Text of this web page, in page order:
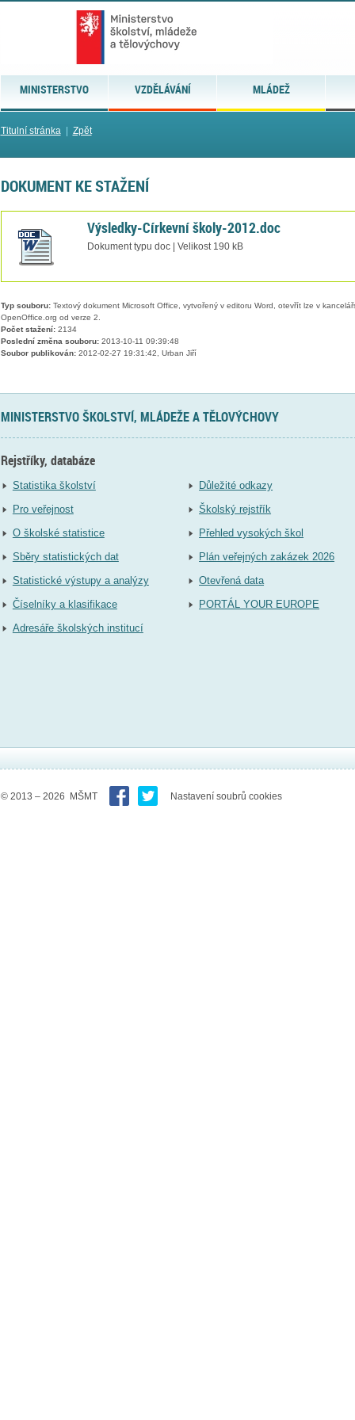
MINISTERSTVO VZDĚLÁVÁNÍ MLÁDEŽ
Titulní stránka| Zpět
DOKUMENT KE STAŽENÍ
Výsledky-Církevní školy-2012.doc
Dokument typu doc | Velikost 190 kB
Typ souboru:Textový dokument Microsoft Office, vytvořený v editoru Word, otevřít lze v
OpenOffice.org od verze 2.
Počet stažení:2134
Poslední změna souboru:2013-10-11 09:39:48
Soubor publikován:2012-02-27 19:31:42, Urban Jiří
MINISTERSTVO ŠKOLSTVÍ, MLÁDEŽE A TĚLOVÝCHOVY
Rejstříky, databáze
Statistika školství
Pro veřejnost
O školské statistice
Sběry statistických dat
Statistické výstupy a analýzy
Číselníky a klasifikace
Adresáře školských institucí
Důležité odkazy
Školský rejstřík
Přehled vysokých škol
Plán veřejných zakázek 2026
Otevřená data
PORTÁL YOUR EUROPE
© 2013 – 2026 MŠMT Nastavení soubrů cookies